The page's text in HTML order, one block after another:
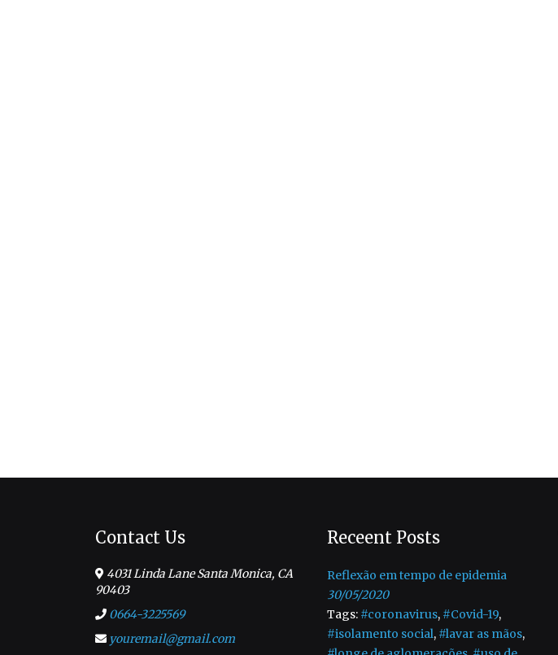
Contact Us
4031 Linda Lane Santa Monica, CA
90403
0664-3225569
youremail@gmail.com
Receent Posts
Reflexão em tempo de epidemia
30/05/2020
Tags: #coronavirus, #Covid-19,
#isolamento social, #lavar as mãos,